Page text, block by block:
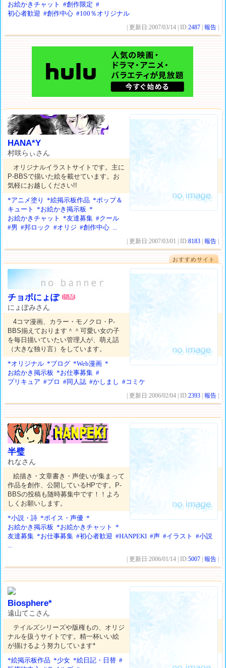
お絵かきチャット
#創作限定 #
初心者歓迎 #創作中心 #100％オリジナル
| 更新日:2007/03/14 | ID:2487 |報告
HANA*Y
村咲らぃさん
オリジナルイラストサイトです。主に
P-BBSで描いた絵を載せています。お
気軽にお越しください!!
*アニメ塗り
*絵掲示板作品 *ポップ＆
キュート
*お絵かき掲示板 *
お絵かきチャット
*友達募集 #クール
#男 #邦ロック #オリジ #創作中心 ...
| 更新日:2007/03/01 | ID:8183 |報告
おすすめサイト
チョボにょぽ
にょぽみさん
4コマ漫画、カラー・モノクロ・P-
BBS揃えております＾＾可愛い女の子
を毎日描いていたい管理人が、萌え話
（大きな独り言）をしています。
*オリジナル *ブログ *Web漫画 *
お絵かき掲示板 *お仕事募集 #
プリキュア #プロ #同人誌 #かしまし #コミケ
| 更新日:2006/02/04 | ID:2393 |報告
半璧
れなさん
絵描き・文章書き・声使いが集まって
作品を創作、公開しているHPです。P-
BBSの投稿も随時募集中です！！よろ
しくお願いします。
*小説・詩 *ボイス・声優 *
お絵かき掲示板 *お絵かきチャット
*
友達募集 *お仕事募集 #初心者歓迎 #HANPEKI #声 #イラスト
#小説
...
| 更新日:2006/01/14 | ID:5007 |報告
Biosphere*
遠山てこさん
テイルズシリーズや版権もの、オリジ
ナルを扱うサイトです。精一杯いい絵
が描けるよう努力しています*
*絵掲示板作品 *少女 *絵日記・日替 #